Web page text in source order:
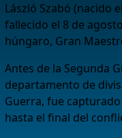
László Szabó (nacido
fallecido el 8 de
húngaro, Gran
Antes de la Segunda
departamento de
Guerra, fue
hasta el final del